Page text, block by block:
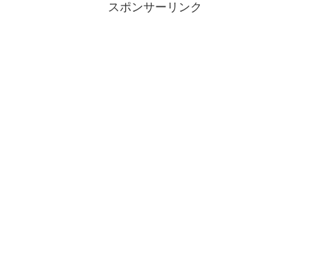
スポンサーリンク